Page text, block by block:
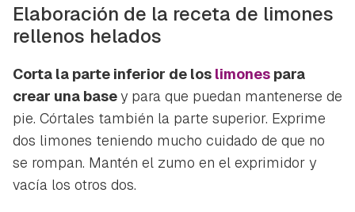
Elaboración de la receta de limones
rellenos helados
Corta la parte inferior de los limones para
crear una basey para que puedan mantenerse de
pie. Córtales también la parte superior. Exprime
dos limones teniendo mucho cuidado de que no
se rompan. Mantén el zumo en el exprimidor y
vacía los otros dos.